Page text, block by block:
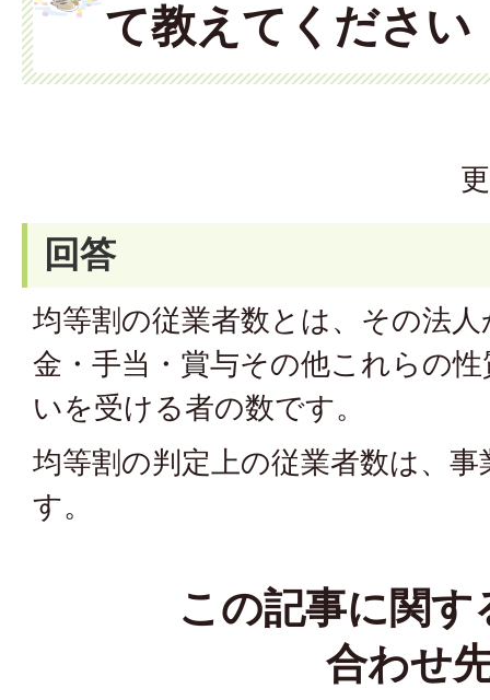
て教えてください
回答
均等割の従業者数とは、その法
金・手当・賞与その他これらの
いを受ける者の数です。
均等割の判定上の従業者数は、
す。
この記事に関す
合わせ